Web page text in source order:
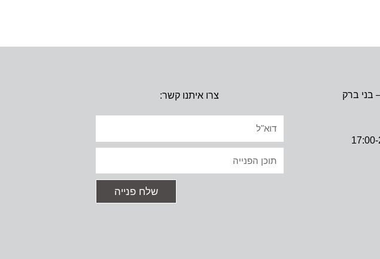
צרו איתנו קשר:
שלח פנייה